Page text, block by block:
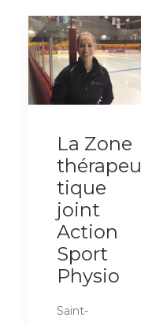
La Zone
thérapeu
tique
joint
Action
Sport
Physio
Saint-